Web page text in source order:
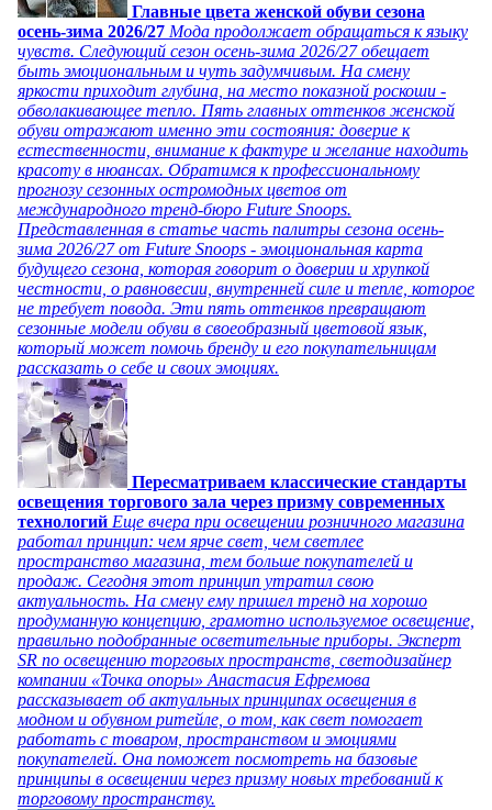
Главные цвета женской обуви сезона
осень-зима 2026/27 Мода продолжает обращаться к языку
чувств. Следующий сезон осень-зима 2026/27 обещает
быть эмоциональным и чуть задумчивым. На смену
яркости приходит глубина, на место показной роскоши -
обволакивающее тепло. Пять главных оттенков женской
обуви отражают именно эти состояния: доверие к
естественности, внимание к фактуре и желание находить
красоту в нюансах. Обратимся к профессиональному
прогнозу сезонных остромодных цветов от
международного тренд-бюро Future Snoops.
Представленная в статье часть палитры сезона осень-
зима 2026/27 от Future Snoops - эмоциональная карта
будущего сезона, которая говорит о доверии и хрупкой
честности, о равновесии, внутренней силе и тепле, которое
не требует повода. Эти пять оттенков превращают
сезонные модели обуви в своеобразный цветовой язык,
который может помочь бренду и его покупательницам
рассказать о себе и своих эмоциях.
Пересматриваем классические стандарты
освещения торгового зала через призму современных
технологий Еще вчера при освещении розничного магазина
работал принцип: чем ярче свет, чем светлее
пространство магазина, тем больше покупателей и
продаж. Сегодня этот принцип утратил свою
актуальность. На смену ему пришел тренд на хорошо
продуманную концепцию, грамотно используемое освещение,
правильно подобранные осветительные приборы. Эксперт
SR по освещению торговых пространств, светодизайнер
компании «Точка опоры» Анастасия Ефремова
рассказывает об актуальных принципах освещения в
модном и обувном ритейле, о том, как свет помогает
работать с товаром, пространством и эмоциями
покупателей. Она поможет посмотреть на базовые
принципы в освещении через призму новых требований к
торговому пространству.